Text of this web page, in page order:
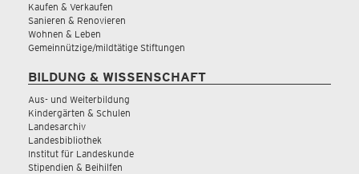
Kaufen & Verkaufen
Sanieren & Renovieren
Wohnen & Leben
Gemeinnützige/mildtätige Stiftungen
BILDUNG & WISSENSCHAFT
Aus- und Weiterbildung
Kindergärten & Schulen
Landesarchiv
Landesbibliothek
Institut für Landeskunde
Stipendien & Beihilfen